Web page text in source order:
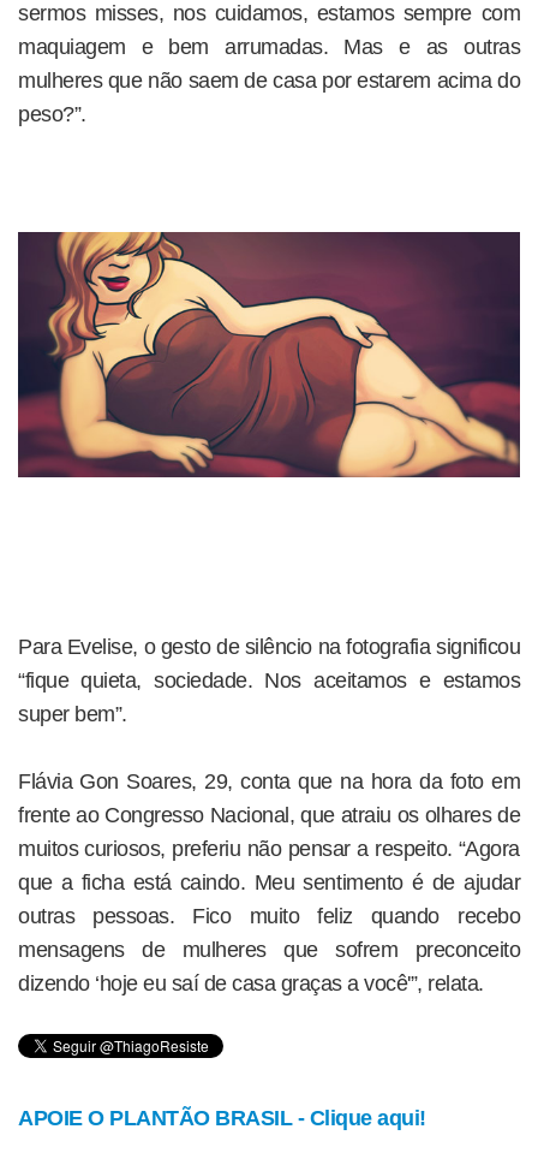
sermos misses, nos cuidamos, estamos sempre com
maquiagem e bem arrumadas. Mas e as outras
mulheres que não saem de casa por estarem acima do
peso?”.
Para Evelise, o gesto de silêncio na fotografia significou
“fique quieta, sociedade. Nos aceitamos e estamos
super bem”.
Flávia Gon Soares, 29, conta que na hora da foto em
frente ao Congresso Nacional, que atraiu os olhares de
muitos curiosos, preferiu não pensar a respeito. “Agora
que a ficha está caindo. Meu sentimento é de ajudar
outras pessoas. Fico muito feliz quando recebo
mensagens de mulheres que sofrem preconceito
dizendo ‘hoje eu saí de casa graças a você'”, relata.
APOIE O PLANTÃO BRASIL - Clique aqui!